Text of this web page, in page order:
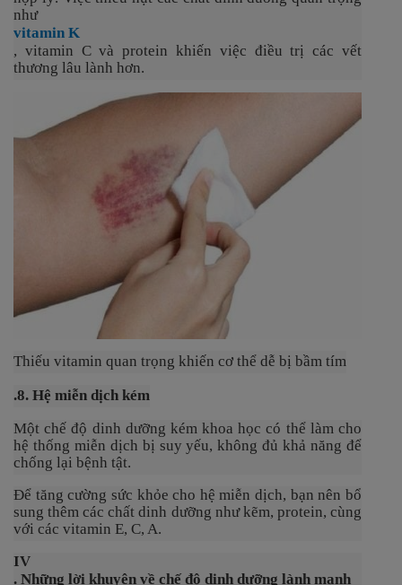
như
vitamin K
, vitamin C và protein khiến việc điều trị các vết
thương lâu lành hơn.
Thiếu vitamin quan trọng khiến cơ thể dễ bị bầm tím
.8. Hệ miễn dịch kém
Một chế độ dinh dưỡng kém khoa học có thể làm cho
hệ thống miễn dịch bị suy yếu, không đủ khả năng để
chống lại bệnh tật.
Để tăng cường sức khỏe cho hệ miễn dịch, bạn nên bổ
sung thêm các chất dinh dưỡng như kẽm, protein, cùng
với các vitamin E, C, A.
IV
. Những lời khuyên về chế độ dinh dưỡng lành mạnh